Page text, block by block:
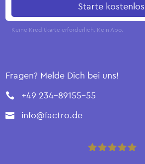
Starte kostenlos
Fragen? Melde Dich bei uns!
 +49 234-89155-55
 info@factro.de